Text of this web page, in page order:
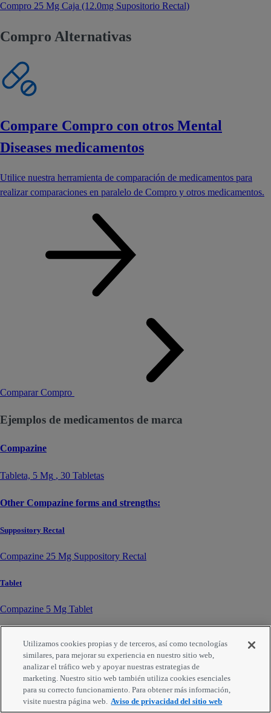
Compro 25 Mg Caja (12.0mg Supositorio Rectal)
Compro Alternativas
Compare Compro con otros Mental
Diseases medicamentos
Utilice nuestra herramienta de comparación de medicamentos para
realizar comparaciones en paralelo de Compro y otros medicamentos.
Comparar Compro
Ejemplos de medicamentos de marca
Compazine
Tableta, 5 Mg , 30 Tabletas
Other Compazine forms and strengths:
Suppository Rectal
Compazine 25 Mg Suppository Rectal
Tablet
Compazine 5 Mg Tablet
Precios desde
55.66
Utilizamos cookies propias y de terceros, así como tecnologías
similares, para mejorar su experiencia en nuestro sitio web,
analizar el tráfico web y apoyar nuestras estrategias de
marketing. Nuestro sitio web también utiliza cookies esenciales
para su correcto funcionamiento. Para obtener más información,
visite nuestra página web. Aviso de privacidad del sitio web